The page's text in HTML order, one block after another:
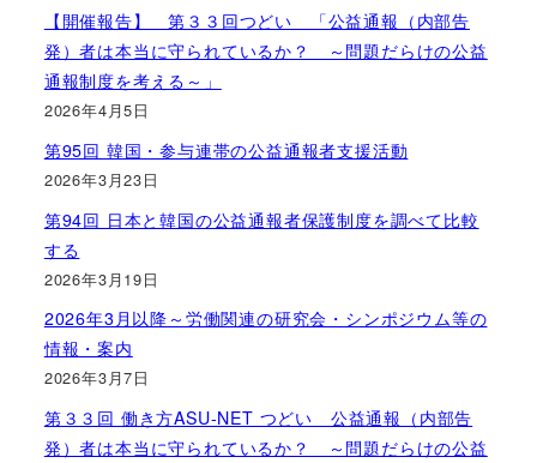
【開催報告】 第３３回つどい 「公益通報（内部告
発）者は本当に守られているか？ ～問題だらけの公益
通報制度を考える～」
2026年4月5日
第95回 韓国・参与連帯の公益通報者支援活動
2026年3月23日
第94回 日本と韓国の公益通報者保護制度を調べて比較
する
2026年3月19日
2026年3月以降～労働関連の研究会・シンポジウム等の
情報・案内
2026年3月7日
第３３回 働き方ASU-NET つどい 公益通報（内部告
発）者は本当に守られているか？ ～問題だらけの公益